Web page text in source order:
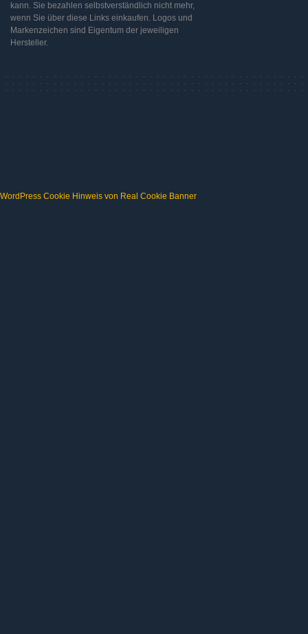
kann. Sie bezahlen selbstverständlich nicht mehr,
wenn Sie über diese Links einkaufen. Logos und
Markenzeichen sind Eigentum der jeweiligen
Hersteller.
WordPress Cookie Hinweis von Real Cookie Banner